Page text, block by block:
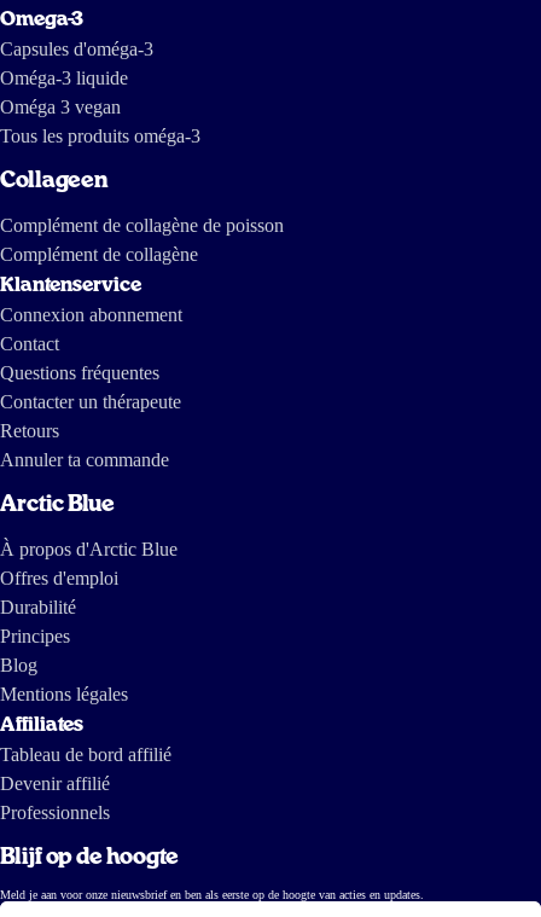
Very nice i like it Very much happy
WILLIAMS CHRISTY
Heb een vraag over deze product
Mag je het ook met iets mengen
Bv met ranja. Ik weet wel met yoghurt
Kun u mij iets opschrijven
Met vriendelijke groet
Antje 🤗
Verena
vervelend nl.
Wilmie Thielen
Omega-3
Capsules d'oméga-3
Oméga-3 liquide
Oméga 3 vegan
Tous les produits oméga-3
Collageen
Complément de collagène de poisson
Complément de collagène
Klantenservice
Connexion abonnement
Contact
Questions fréquentes
Contacter un thérapeute
Retours
Annuler ta commande
Arctic Blue
À propos d'Arctic Blue
Offres d'emploi
Durabilité
Principes
Blog
Mentions légales
Affiliates
Tableau de bord affilié
Devenir affilié
Professionnels
Blijf op de hoogte
Meld je aan voor onze nieuwsbrief en ben als eerste op de hoogte van acties en updates.
Nom